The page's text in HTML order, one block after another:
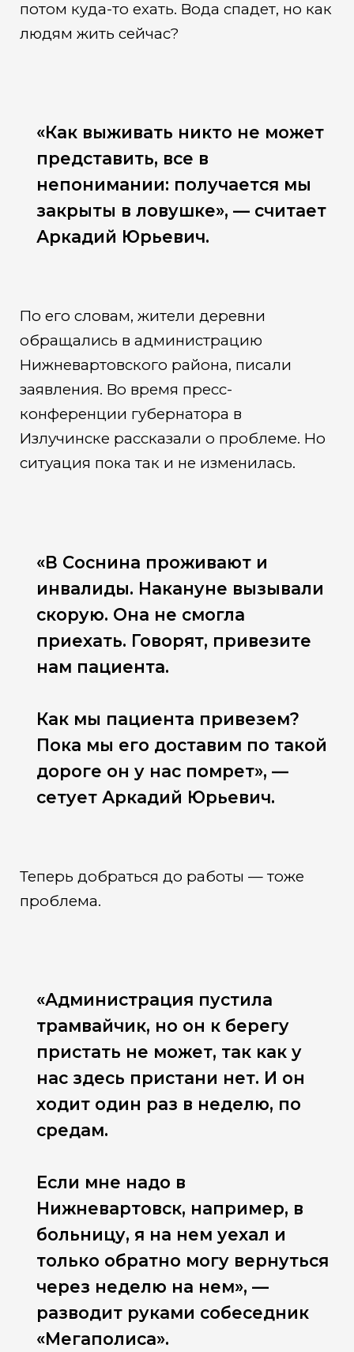
потом куда-то ехать. Вода спадет, но как
людям жить сейчас?
«Как выживать никто не может
представить, все в
непонимании: получается мы
закрыты в ловушке», — считает
Аркадий Юрьевич.
По его словам, жители деревни
обращались в администрацию
Нижневартовского района, писали
заявления. Во время пресс-
конференции губернатора в
Излучинске рассказали о проблеме. Но
ситуация пока так и не изменилась.
«В Соснина проживают и
инвалиды. Накануне вызывали
скорую. Она не смогла
приехать. Говорят, привезите
нам пациента.
Как мы пациента привезем?
Пока мы его доставим по такой
дороге он у нас помрет», —
сетует Аркадий Юрьевич.
Теперь добраться до работы — тоже
проблема.
«Администрация пустила
трамвайчик, но он к берегу
пристать не может, так как у
нас здесь пристани нет. И он
ходит один раз в неделю, по
средам.
Если мне надо в
Нижневартовск, например, в
больницу, я на нем уехал и
только обратно могу вернуться
через неделю на нем», —
разводит руками собеседник
«Мегаполиса».